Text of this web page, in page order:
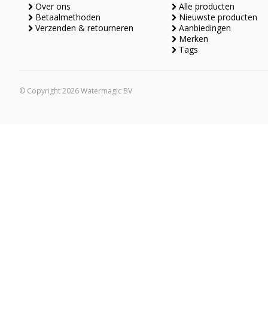
Over ons
Betaalmethoden
Verzenden & retourneren
Alle producten
Nieuwste producten
Aanbiedingen
Merken
Tags
© Copyright 2026 Watermagic BV